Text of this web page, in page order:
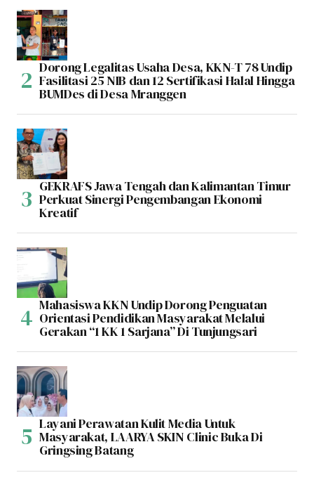
Dorong Legalitas Usaha Desa, KKN-T 78 Undip
Fasilitasi 25 NIB dan 12 Sertifikasi Halal Hingga
BUMDes di Desa Mranggen
GEKRAFS Jawa Tengah dan Kalimantan Timur
Perkuat Sinergi Pengembangan Ekonomi
Kreatif
Mahasiswa KKN Undip Dorong Penguatan
Orientasi Pendidikan Masyarakat Melalui
Gerakan “1 KK 1 Sarjana” Di Tunjungsari
Layani Perawatan Kulit Media Untuk
Masyarakat, LAARYA SKIN Clinic Buka Di
Gringsing Batang